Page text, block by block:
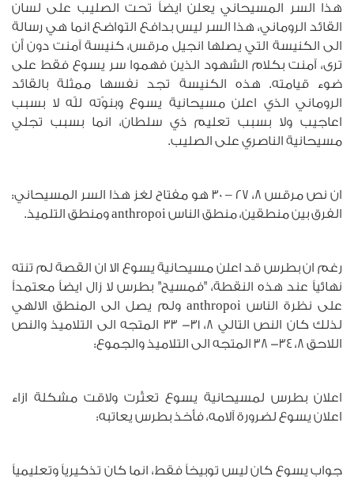
هذا السر المسيحاني يعلن ايضاً تحت الصليب على لسان
القائد الروماني، هذا السر ليس بدافع التواضع انما هي رسالة
الى الكنيسة التي يصلها انجيل مرقس، كنيسة آمنت دون أن
ترى، آمنت بكلام الشهود الذين فهموا سر يسوع فقط على
ضوء قيامته. هذه الكنيسة تجد نفسها ممثلة بالقائد
الروماني الذي اعلن مسيحانية يسوع وبنوّته للّه لا بسبب
اعاجيب ولا بسبب تعليم ذي سلطان، انما بسبب تجلي
مسيحانية الناصري على الصليب.
ان نص مرقس 8، 27 – 30 هو مفتاح لغز هذا السر المسيحاني:
الفرق بين منطقين، منطق الناس anthropoi ومنطق التلميذ.
رغم ان بطرس قد اعلن مسيحانية يسوع الا ان القصة لم تنته
نهائياً عند هذه النقطة، "فمسيح" بطرس لا زال ايضاً معتمداً
على نظرة الناس anthropoi ولم يصل الى المنطق الالهي
لذلك كان النص التالي 8، 31- 33 المتجه الى التلاميذ والنص
اللاحق 8، 34- 38 المتجه الى التلاميذ والجموع:
اعلان بطرس لمسيحانية يسوع تعثّرت ولاقت مشكلة ازاء
اعلان يسوع لضرورة آلامه، فأخذ بطرس يعاتبه:
جواب يسوع كان ليس توبيخاً فقط، انما كان تذكيرياً وتعليمياً